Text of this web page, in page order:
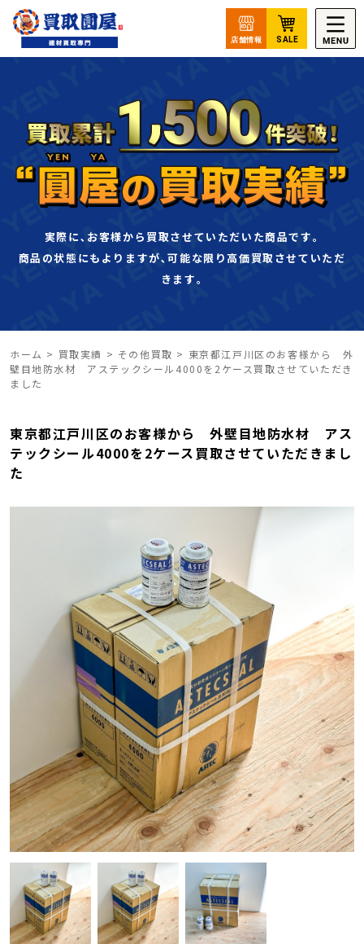
実際に､お客様から買取させていただいた商品です｡
商品の状態にもよりますが､可能な限り高価買取させていただ
きます｡
ホーム > 買取実績 > その他買取 > 東京都江戸川区のお客様から 外
壁目地防水材 アステックシール4000を2ケース買取させていただき
ました
東京都江戸川区のお客様から 外壁目地防水材 アス
テックシール4000を2ケース買取させていただきまし
た